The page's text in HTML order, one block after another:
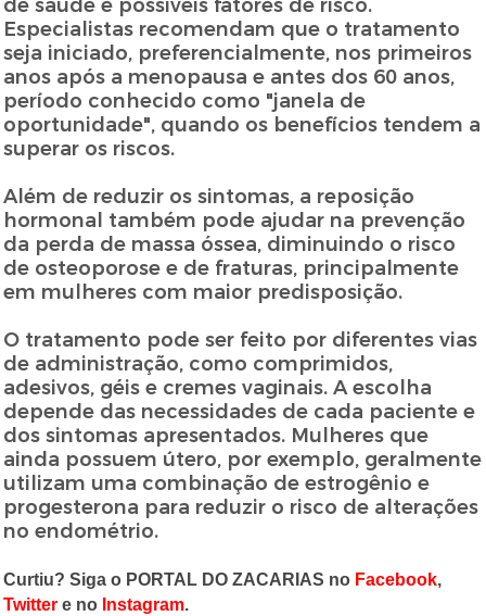
de saúde e possíveis fatores de risco.
Especialistas recomendam que o tratamento
seja iniciado, preferencialmente, nos primeiros
anos após a menopausa e antes dos 60 anos,
período conhecido como "janela de
oportunidade", quando os benefícios tendem a
superar os riscos.
Além de reduzir os sintomas, a reposição
hormonal também pode ajudar na prevenção
da perda de massa óssea, diminuindo o risco
de osteoporose e de fraturas, principalmente
em mulheres com maior predisposição.
O tratamento pode ser feito por diferentes vias
de administração, como comprimidos,
adesivos, géis e cremes vaginais. A escolha
depende das necessidades de cada paciente e
dos sintomas apresentados. Mulheres que
ainda possuem útero, por exemplo, geralmente
utilizam uma combinação de estrogênio e
progesterona para reduzir o risco de alterações
no endométrio.
Curtiu? Siga o PORTAL DO ZACARIAS no Facebook,
Twitter e no Instagram.